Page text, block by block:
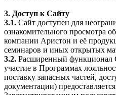
3. Доступ к Сайту
3.1. Сайт доступен для
ознакомительного просмотра
компании Аристон и её
семинаров и иных открытых
3.2. Расширенный функционал
участие в Программах
поставку запасных частей,
документации)